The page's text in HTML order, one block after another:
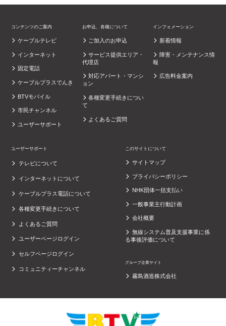
コンテンツのご案内
ケーブルテレビ
インターネット
固定電話
ケーブルプラスでんき
BTVモバイル
市民チャンネル
ユーザーサポート
お申込、各種について
ご加入のお申込
サービス提供エリア・
代理店
対応アパート・マンシ
ョン
各種変更手続きについ
て
よくあるご質問
インフォメーション
新着情報
障害・メンテナンス情
報
広告料金案内
ユーザーサポート
テレビについて
インターネットについて
ケーブルプラス電話について
各種変更手続きについて
よくあるご質問
ユーザーページログイン
セルフページログイン
コミュニティーチャンネル
このサイトについて
サイトマップ
プライバシーポリシー
NHK団体一括支払い
一般事業主行動計画
会社概要
無線システム普及支援事業に係
る事後評価について
グループ企業サイト
霧島酒造株式会社